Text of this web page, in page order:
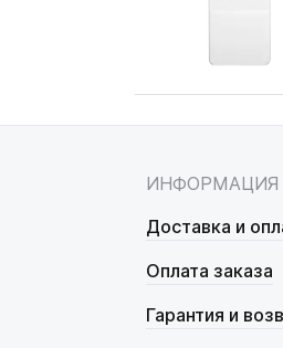
ИНФОРМАЦИЯ
Доставка и
Оплата заказа
Гарантия и